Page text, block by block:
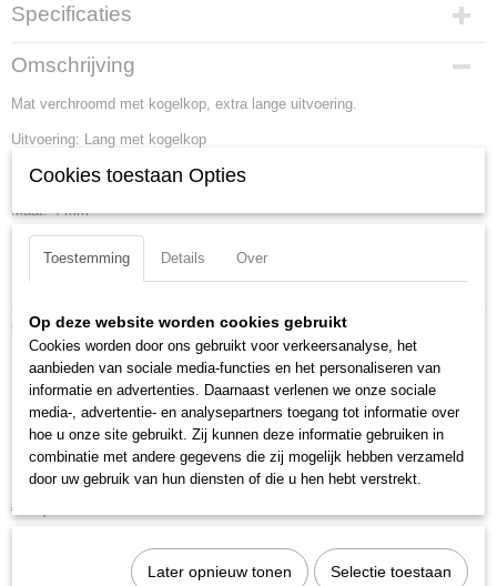
Specificaties
Productcode
3604-4
EAN code
Productcode leverancier
3604-4
Omschrijving
Mat verchroomd met kogelkop, extra lange uitvoering.
Uitvoering: Lang met kogelkop
Materiaal: S2 Staal
Maat: 4 mm
DIN ISO: DIN 2936
Ook interessant
Kraftwerk 3602 Stiftsleutelset inbus kogelkop 10-delig
€ 16,68
Cookies toestaan Opties
Toestemming Details Over
Op deze website worden cookies gebruikt
Cookies worden door ons gebruikt voor verkeersanalyse, het
aanbieden van sociale media-functies en het personaliseren van
informatie en advertenties. Daarnaast verlenen we onze sociale
media-, advertentie- en analysepartners toegang tot informatie over
hoe u onze site gebruikt. Zij kunnen deze informatie gebruiken in
combinatie met andere gegevens die zij mogelijk hebben verzameld
door uw gebruik van hun diensten of die u hen hebt verstrekt.
Later opnieuw tonen Selectie toestaan